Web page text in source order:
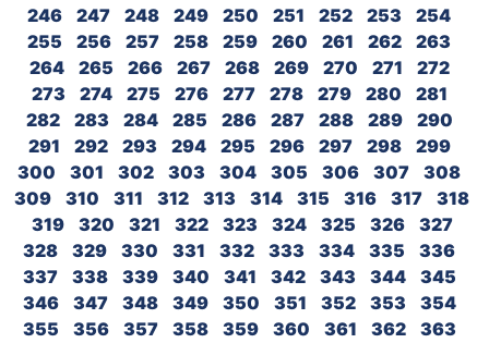
246
247 248 249 250 251 252 253
254
255
256 257 258 259 260 261 262
263
264
265 266 267 268 269 270 271
272
273
274 275 276 277 278 279 280
281
282
283 284 285 286 287 288 289
290
291
292 293 294 295 296 297 298
299
300
301 302 303 304 305 306 307
308
309
310 311 312 313 314 315 316 317
318
319
320 321 322 323 324 325 326
327
328
329 330 331 332 333 334 335
336
337
338 339 340 341 342 343 344
345
346
347 348 349 350 351 352 353
354
355
356 357 358 359 360 361 362
363